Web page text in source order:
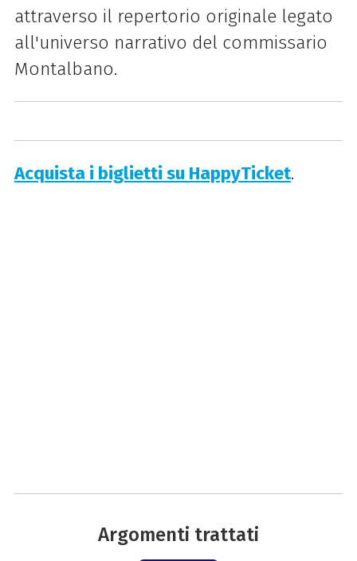
attraverso il repertorio originale legato
all'universo narrativo del commissario
Montalbano.
Acquista i biglietti su HappyTicket.
Argomenti trattati